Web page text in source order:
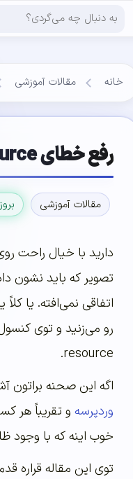
خانه مقالات آموزشی
رفع خطای Failed to Load Resource در وردپرس (۷ روش)
مقالات آموزشی
دارید با خیال راحت
تصویر که باید نشون
resource.
اگه این صحنه براتون
وردپرسه و تقریباً هر
خوب اینه که با وجود
توی این مقاله قراره